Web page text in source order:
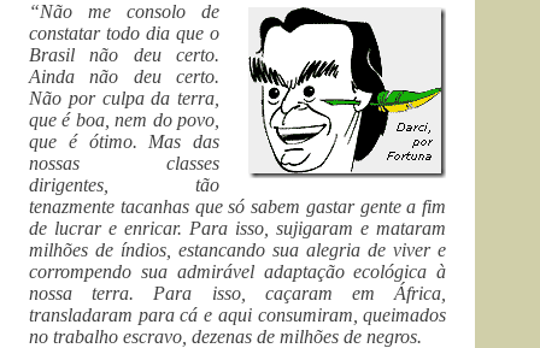
“Não me consolo de
constatar todo dia que o
Brasil não deu certo.
Ainda não deu certo.
Não por culpa da terra,
que é boa, nem do povo,
que é ótimo. Mas das
nossas classes
dirigentes, tão
tenazmente tacanhas que só sabem gastar gente a fim
de lucrar e enricar. Para isso, sujigaram e mataram
milhões de índios, estancando sua alegria de viver e
corrompendo sua admirável adaptação ecológica à
nossa terra. Para isso, caçaram em África,
transladaram para cá e aqui consumiram, queimados
no trabalho escravo, dezenas de milhões de negros.